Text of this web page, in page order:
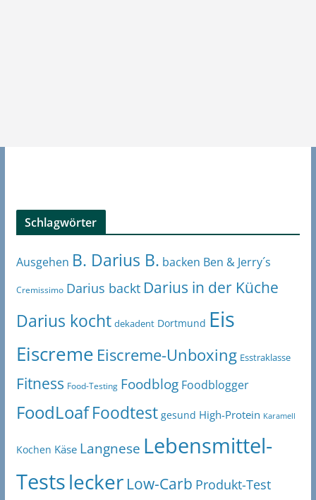
Schlagwörter
Ausgehen B. Darius B. backen Ben & Jerry´s
Cremissimo Darius backt Darius in der Küche
Darius kocht dekadent Dortmund Eis
Eiscreme Eiscreme-Unboxing Esstraklasse
Fitness Food-Testing Foodblog Foodblogger
FoodLoaf Foodtest gesund High-Protein Karamell
Kochen Käse Langnese Lebensmittel-
Testslecker Low-Carb Produkt-Test